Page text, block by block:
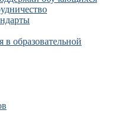
образовательной